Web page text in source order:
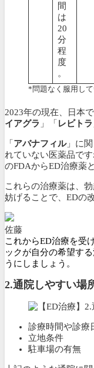
間
は
20
分
程
度
。
*問題なく服用し
2023年の現在、日本
イアグラ 」「レビトラ
「アバナフィル」に
れていない医薬品で
のFDAからED治療薬
これらの治療薬は、
妨げることで、EDの
佐藤
これからED治療を受
ックが自分の希望す
うにしましょう。
2.通院しやすい場
診療時間や診療
立地条件
駐車場の有無